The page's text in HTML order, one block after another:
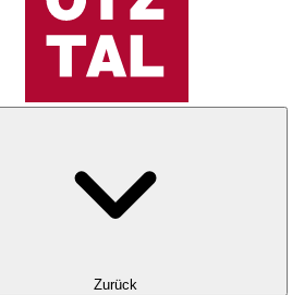
Zurück